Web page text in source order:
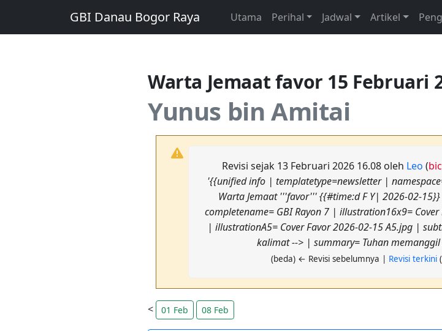
GBI Danau Bogor Raya Utama Perihal Jadwal Artikel
Warta Jemaatfavor 15 Februari
Yunus bin Amitai
Revisi sejak 13 Februari 2026 16.08 oleh Leo (
'{{unified info | templatetype=newsletter |
Warta Jemaat '''favor''' {{#time:d F Y| 2026-02-
completename= GBI Rayon 7 | illustration16x9=
| illustrationA5= Cover Favor 2026-02-15 A5.jpg |
kalimat --> | summary= Tuhan
(beda) ← Revisi sebelumnya | Revisi terkini(
< 01 Feb 08 Feb